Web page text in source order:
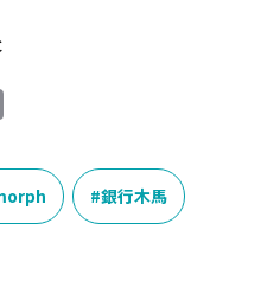
p
y
L
銀行木馬